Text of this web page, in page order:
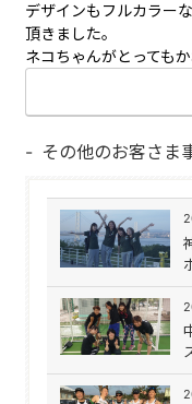
デザインもフルカラー
頂きました。
ネコちゃんがとっても
その他のお客さま